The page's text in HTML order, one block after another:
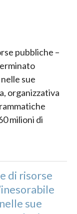
pubbliche –
sue
organizzativa
milioni di
di risorse
sue